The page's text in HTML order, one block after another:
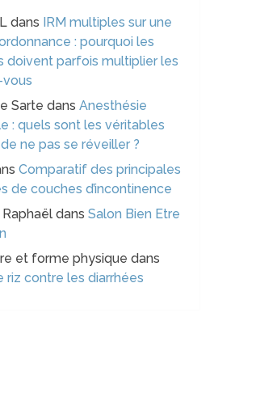
dans IRM multiples sur une
: pourquoi les
doivent parfois multiplier les
Sarte dansAnesthésie
: quels sont les véritables
ne pas se réveiller ?
Comparatif des principales
de couches d’incontinence
dansSalon Bien Etre
et forme physique dans
riz contre les diarrhées